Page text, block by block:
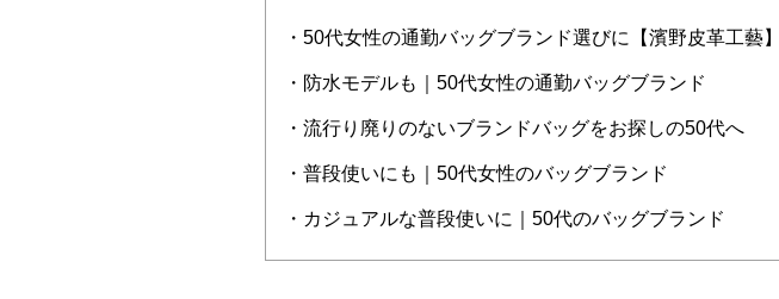
・50代女性の通勤バッグブランド選びに【濱野皮革工藝】
・防水モデルも｜50代女性の通勤バッグブランド
・流行り廃りのないブランドバッグをお探しの50代へ
・普段使いにも｜50代女性のバッグブランド
・カジュアルな普段使いに｜50代のバッグブランド